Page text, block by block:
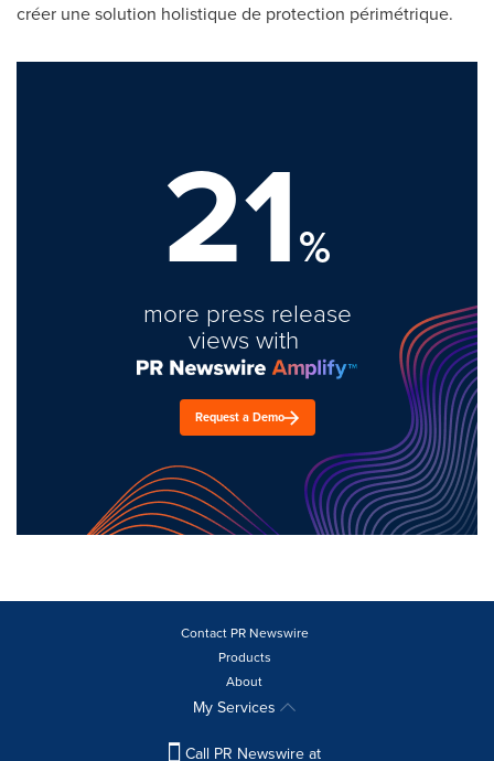
créer une solution holistique de protection périmétrique.
21%
more press release
views with
Request a Demo
Contact PR Newswire
Products
About
My Services
Call PR Newswire at